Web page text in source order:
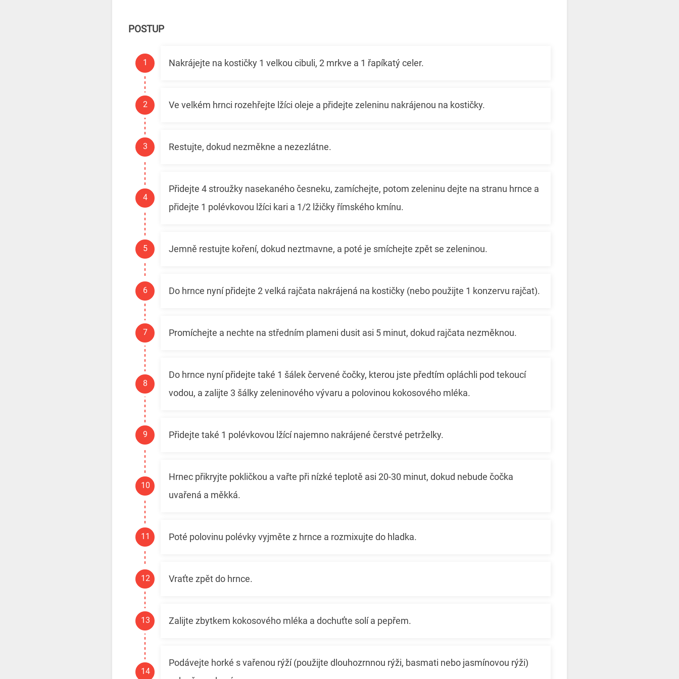
POSTUP
Nakrájejte na kostičky 1 velkou cibuli, 2 mrkve a 1 řapíkatý celer.
Ve velkém hrnci rozehřejte lžíci oleje a přidejte zeleninu nakrájenou na kostičky.
Restujte, dokud nezměkne a nezezlátne.
Přidejte 4 stroužky nasekaného česneku, zamíchejte, potom zeleninu dejte na stranu hrnce a
přidejte 1 polévkovou lžíci kari a 1/2 lžičky římského kmínu.
Jemně restujte koření, dokud neztmavne, a poté je smíchejte zpět se zeleninou.
Do hrnce nyní přidejte 2 velká rajčata nakrájená na kostičky (nebo použijte 1 konzervu rajčat).
Promíchejte a nechte na středním plameni dusit asi 5 minut, dokud rajčata nezměknou.
Do hrnce nyní přidejte také 1 šálek červené čočky, kterou jste předtím opláchli pod tekoucí
vodou, a zalijte 3 šálky zeleninového vývaru a polovinou kokosového mléka.
Přidejte také 1 polévkovou lžící najemno nakrájené čerstvé petrželky.
Hrnec přikryjte pokličkou a vařte při nízké teplotě asi 20-30 minut, dokud nebude čočka
uvařená a měkká.
Poté polovinu polévky vyjměte z hrnce a rozmixujte do hladka.
Vraťte zpět do hrnce.
Zalijte zbytkem kokosového mléka a dochuťte solí a pepřem.
Podávejte horké s vařenou rýží (použijte dlouhozrnnou rýži, basmati nebo jasmínovou rýži)